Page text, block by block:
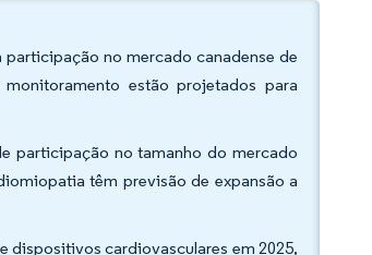
no mercado canadense de
estão projetados para
participação no tamanho do mercado
têm previsão de expansão a
dispositivos cardiovasculares em 2025,